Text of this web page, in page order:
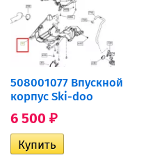
508001077 Впускной
корпус Ski-doo
6 500 ₽